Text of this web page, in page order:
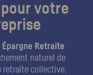
votre
Épargne Retraite
naturel de
retraite collective.